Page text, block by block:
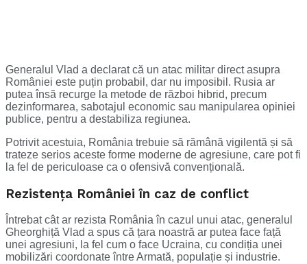
Generalul Vlad a declarat că un atac militar direct asupra
României este puțin probabil, dar nu imposibil. Rusia ar
putea însă recurge la metode de război hibrid, precum
dezinformarea, sabotajul economic sau manipularea opiniei
publice, pentru a destabiliza regiunea.
Potrivit acestuia, România trebuie să rămână vigilentă și să
trateze serios aceste forme moderne de agresiune, care pot fi
la fel de periculoase ca o ofensivă convențională.
Rezistența României în caz de conflict
Întrebat cât ar rezista România în cazul unui atac, generalul
Gheorghiță Vlad a spus că țara noastră ar putea face față
unei agresiuni, la fel cum o face Ucraina, cu condiția unei
mobilizări coordonate între Armată, populație și industrie.